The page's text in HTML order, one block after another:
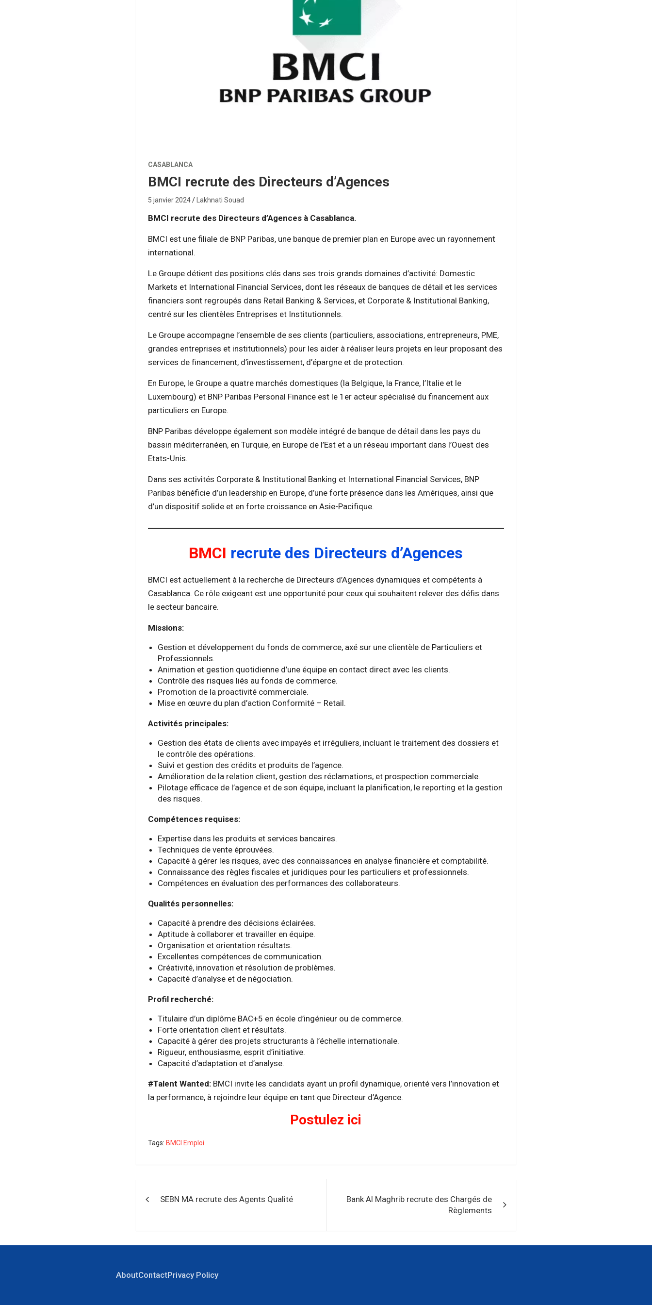
CASABLANCA
BMCI recrute des Directeurs d’Agences
5 janvier 2024 Lakhnati Souad
BMCI recrute des Directeurs d’Agences à Casablanca.
BMCI est une filiale de BNP Paribas, une banque de premier plan en Europe avec un rayonnement
international.
Le Groupe détient des positions clés dans ses trois grands domaines d’activité: Domestic
Markets et International Financial Services, dont les réseaux de banques de détail et les services
financiers sont regroupés dans Retail Banking & Services, et Corporate & Institutional Banking,
centré sur les clientèles Entreprises et Institutionnels.
Le Groupe accompagne l’ensemble de ses clients (particuliers, associations, entrepreneurs, PME,
grandes entreprises et institutionnels) pour les aider à réaliser leurs projets en leur proposant des
services de financement, d’investissement, d’épargne et de protection.
En Europe, le Groupe a quatre marchés domestiques (la Belgique, la France, l’Italie et le
Luxembourg) et BNP Paribas Personal Finance est le 1er acteur spécialisé du financement aux
particuliers en Europe.
BNP Paribas développe également son modèle intégré de banque de détail dans les pays du
bassin méditerranéen, en Turquie, en Europe de l’Est et a un réseau important dans l’Ouest des
Etats-Unis.
Dans ses activités Corporate & Institutional Banking et International Financial Services, BNP
Paribas bénéficie d’un leadership en Europe, d’une forte présence dans les Amériques, ainsi que
d’un dispositif solide et en forte croissance en Asie-Pacifique.
BMCI recrute des Directeurs d’Agences
BMCI est actuellement à la recherche de Directeurs d’Agences dynamiques et compétents à
Casablanca. Ce rôle exigeant est une opportunité pour ceux qui souhaitent relever des défis dans
le secteur bancaire.
Missions:
Gestion et développement du fonds de commerce, axé sur une clientèle de Particuliers et
Professionnels.
Animation et gestion quotidienne d’une équipe en contact direct avec les clients.
Contrôle des risques liés au fonds de commerce.
Promotion de la proactivité commerciale.
Mise en œuvre du plan d’action Conformité – Retail.
Activités principales:
Gestion des états de clients avec impayés et irréguliers, incluant le traitement des dossiers et
le contrôle des opérations.
Suivi et gestion des crédits et produits de l’agence.
Amélioration de la relation client, gestion des réclamations, et prospection commerciale.
Pilotage efficace de l’agence et de son équipe, incluant la planification, le reporting et la gestion
des risques.
Compétences requises:
Expertise dans les produits et services bancaires.
Techniques de vente éprouvées.
Capacité à gérer les risques, avec des connaissances en analyse financière et comptabilité.
Connaissance des règles fiscales et juridiques pour les particuliers et professionnels.
Compétences en évaluation des performances des collaborateurs.
Qualités personnelles:
Capacité à prendre des décisions éclairées.
Aptitude à collaborer et travailler en équipe.
Organisation et orientation résultats.
Excellentes compétences de communication.
Créativité, innovation et résolution de problèmes.
Capacité d’analyse et de négociation.
Profil recherché:
Titulaire d’un diplôme BAC+5 en école d’ingénieur ou de commerce.
Forte orientation client et résultats.
Capacité à gérer des projets structurants à l’échelle internationale.
Rigueur, enthousiasme, esprit d’initiative.
Capacité d’adaptation et d’analyse.
#Talent Wanted: BMCI invite les candidats ayant un profil dynamique, orienté vers l’innovation et
la performance, à rejoindre leur équipe en tant que Directeur d’Agence.
Postulez ici
Tags: BMCI Emploi
l’article
SEBN MA recrute des Agents Qualité
Bank Al Maghrib recrute des Chargés de
Règlements
AboutContactPrivacy Policy